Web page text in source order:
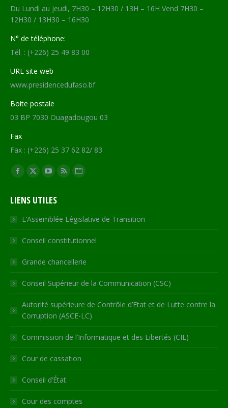
Du Lundi au jeudi, 7H30 – 12H30 / 13H – 16H Vend 7H30 –
12H30 / 13H30 – 16H30
N° de téléphone:
Tél. : (+226) 25 49 83 00
URL site web
www.presidencedufaso.bf
Boite postale
03 BP 7030 Ouagadougou 03
Fax
Fax : (+226) 25 37 62 82/ 83
Trouvez nous sur :
Facebook
opens
in
new
window
X
opens
in
new
window
YouTube
opens
in
new
window
RSS
in
new
window
Site
opens
in
new
LIENS UTILES
L’Assemblée Législative de Transition
Conseil constitutionnel
Grande chancellerie
Conseil Supérieur de la Communication (CSC)
Autorité supérieure de Contrôle d’Etat et de Lutte contre la
Corruption (ASCE-LC)
Commission de l’Informatique et des Libertés (CIL)
Cour de cassation
Conseil d’État
Cour des comptes